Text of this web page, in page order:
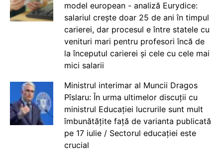
model european - analiză Eurydice:
salariul crește doar 25 de ani în timpul
carierei, dar procesul e între statele cu
venituri mari pentru profesori încă de
la începutul carierei și cele cu cele mai
mici salarii
Ministrul interimar al Muncii Dragos
Pîslaru: În urma ultimelor discuții cu
ministrul Educației lucrurile sunt mult
îmbunătățite față de varianta publicată
pe 17 iulie / Sectorul educației este
crucial